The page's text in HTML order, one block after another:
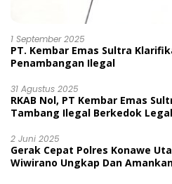
1 September 2025
PT. Kembar Emas Sultra
Penambangan Ilegal
31 Agustus 2025
RKAB Nol, PT Kembar Emas
Tambang Ilegal Berkedok
2 Juni 2025
Gerak Cepat Polres Konawe
Wiwirano Ungkap Dan